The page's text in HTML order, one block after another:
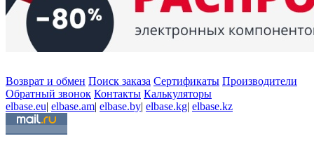
Возврат и обмен Поиск заказа Сертификаты Производители
Обратный звонок Контакты Калькуляторы
elbase.eu| elbase.am| elbase.by| elbase.kg| elbase.kz